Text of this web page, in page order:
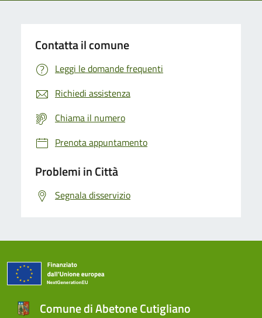
Contatta il comune
Leggi le domande frequenti
Richiedi assistenza
Chiama il numero
Prenota appuntamento
Problemi in Città
Segnala disservizio
Comune di Abetone Cutigliano